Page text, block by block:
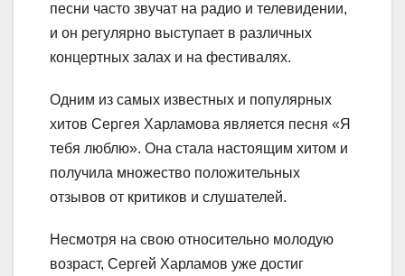
песни часто звучат на радио и телевидении,
и он регулярно выступает в различных
концертных залах и на фестивалях.
Одним из самых известных и популярных
хитов Сергея Харламова является песня «Я
тебя люблю». Она стала настоящим хитом и
получила множество положительных
отзывов от критиков и слушателей.
Несмотря на свою относительно молодую
возраст, Сергей Харламов уже достиг